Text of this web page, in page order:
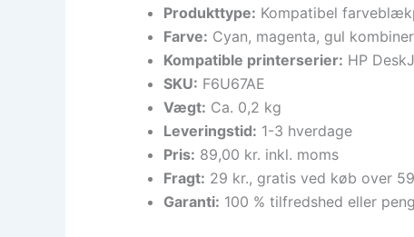
Produkttype: Kompatibel
Farve: Cyan, magenta, gul
Kompatible printerserier: HP
SKU: F6U67AE
Vægt: Ca. 0,2 kg
Leveringstid: 1-3 hverdage
Pris: 89,00 kr. inkl. moms
Fragt: 29 kr., gratis ved køb over
Garanti: 100 % tilfredshed eller